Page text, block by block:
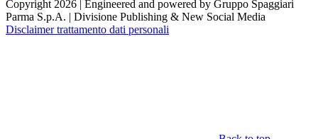
Copyright 2026 | Engineered and powered by Gruppo Spaggiari
Parma S.p.A. | Divisione Publishing & New Social Media
Disclaimer trattamento dati personali